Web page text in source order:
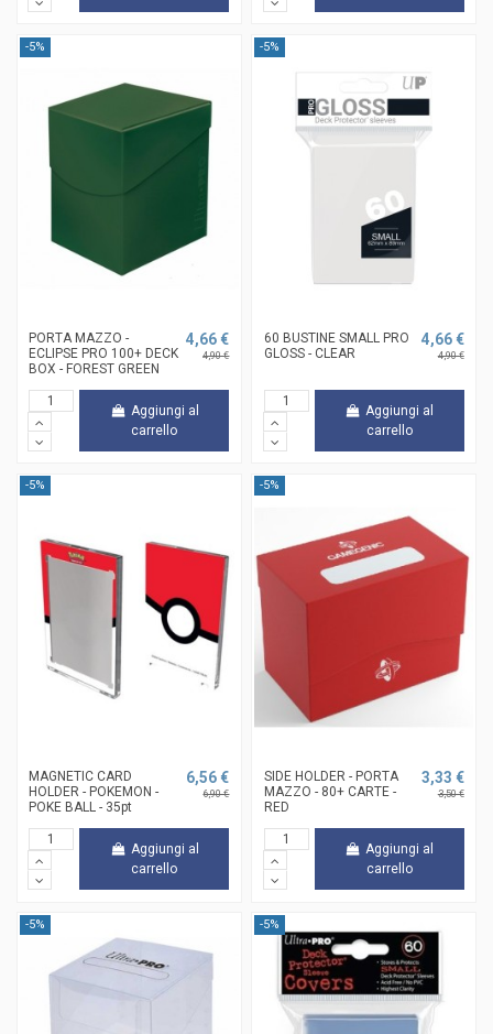
-5%
PORTA MAZZO -
ECLIPSE PRO 100+ DECK
BOX - FOREST GREEN
4,66 €
4,90 €
Aggiungi al
carrello
-5%
60 BUSTINE SMALL PRO
GLOSS - CLEAR
4,66 €
4,90 €
Aggiungi al
carrello
-5%
MAGNETIC CARD
HOLDER - POKEMON -
POKE BALL - 35pt
6,56 €
6,90 €
Aggiungi al
carrello
-5%
SIDE HOLDER - PORTA
MAZZO - 80+ CARTE -
RED
3,33 €
3,50 €
Aggiungi al
carrello
-5% -5%